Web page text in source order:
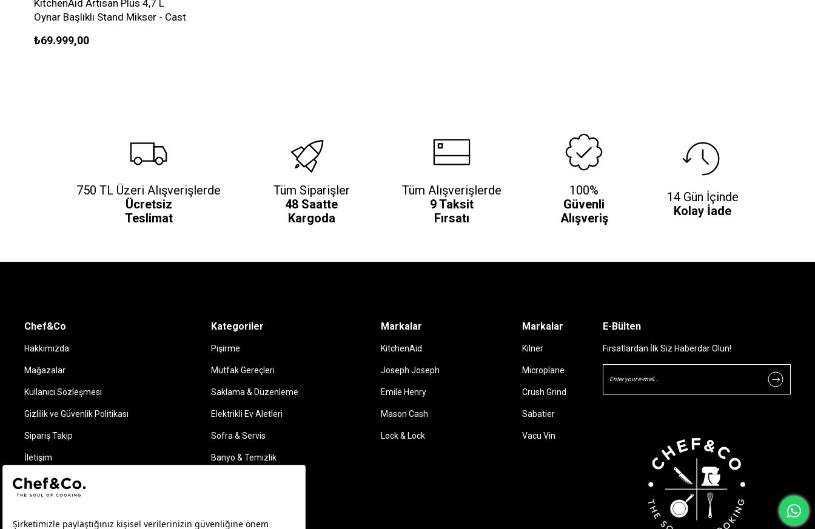
KitchenAid Artisan Plus 4,7 L
Oynar Başlıklı Stand Mikser - Cast
₺69.999,00
750 TL Üzeri Alışverişlerde
Ücretsiz
Teslimat
Tüm Siparişler
48 Saatte
Kargoda
Tüm Alışverişlerde
9 Taksit
Fırsatı
100%
Güvenli
Alışveriş
14 Gün İçinde
Kolay İade
Chef&Co
Hakkımızda
Mağazalar
Kullanıcı Sözleşmesi
Gizlilik ve Güvenlik Politikası
Sipariş Takip
İletişim
Takip Edin
Kategoriler
Pişirme
Mutfak Gereçleri
Saklama & Düzenleme
Elektrikli Ev Aletleri
Sofra & Servis
Banyo & Temizlik
Markalar
KitchenAid
Joseph Joseph
Emile Henry
Mason Cash
Lock & Lock
Markalar
Kilner
Microplane
Crush Grind
Sabatier
Vacu Vin
E-Bülten
Fırsatlardan İlk Siz Haberdar Olun!